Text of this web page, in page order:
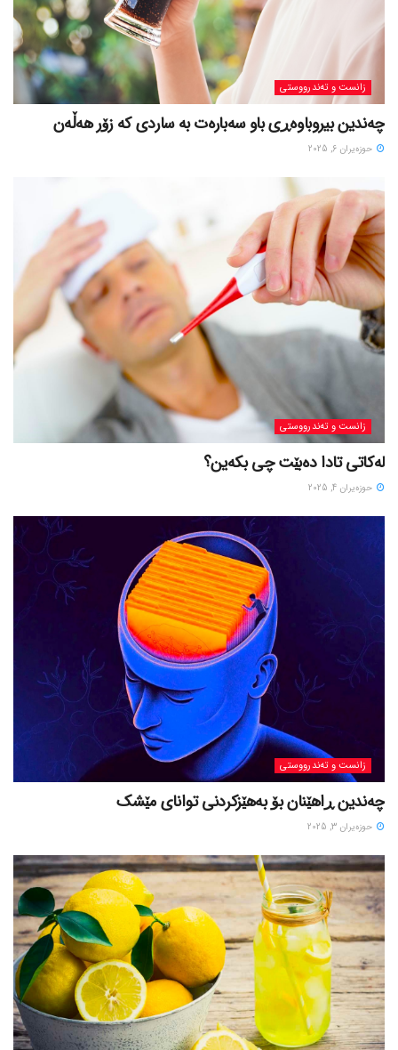
زانست و تەندرووستی
چەندین بیروباوەڕی باو سەبارەت بە ساردی کە زۆر هەڵەن
حوزه‌یران 6, 2025
زانست و تەندرووستی
لەکاتی تادا دەبێت چی بکەین؟
حوزه‌یران 4, 2025
زانست و تەندرووستی
چەندین ڕاهێنان بۆ بەهێزکردنی توانای مێشک
حوزه‌یران 3, 2025